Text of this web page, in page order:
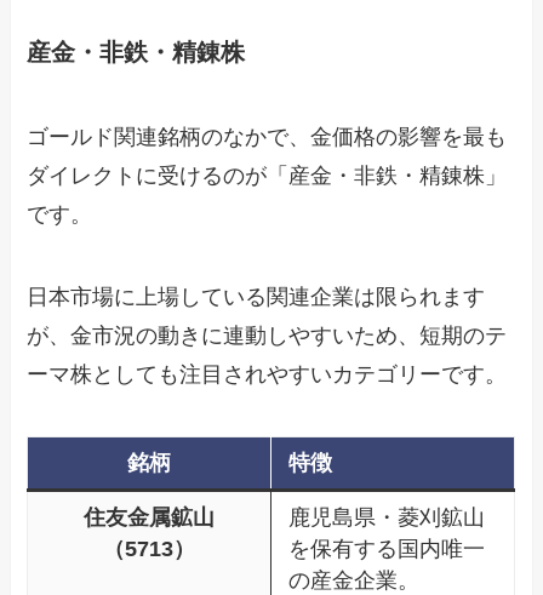
産金・非鉄・精錬株
ゴールド関連銘柄のなかで、金価格の影響を最も
ダイレクトに受けるのが「産金・非鉄・精錬株」
です。
日本市場に上場している関連企業は限られます
が、金市況の動きに連動しやすいため、短期のテ
ーマ株としても注目されやすいカテゴリーです。
銘柄 特徴
住友金属鉱山
（5713）
鹿児島県・菱刈鉱山
を保有する国内唯一
の産金企業。